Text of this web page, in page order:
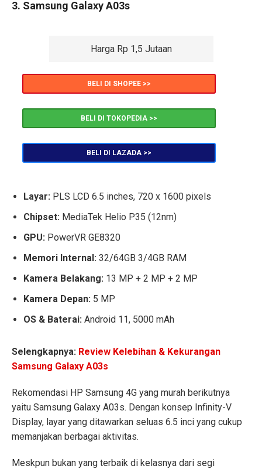
3. Samsung Galaxy A03s
Harga Rp 1,5 Jutaan
BELI DI SHOPEE >>
BELI DI TOKOPEDIA >>
BELI DI LAZADA >>
Layar: PLS LCD 6.5 inches, 720 x 1600 pixels
Chipset: MediaTek Helio P35 (12nm)
GPU: PowerVR GE8320
Memori Internal: 32/64GB 3/4GB RAM
Kamera Belakang: 13 MP + 2 MP + 2 MP
Kamera Depan: 5 MP
OS & Baterai: Android 11, 5000 mAh
Selengkapnya: Review Kelebihan & Kekurangan
Samsung Galaxy A03s
Rekomendasi HP Samsung 4G yang murah berikutnya
yaitu Samsung Galaxy A03s. Dengan konsep Infinity-V
Display, layar yang ditawarkan seluas 6.5 inci yang cukup
memanjakan berbagai aktivitas.
Meskpun bukan yang terbaik di kelasnya dari segi